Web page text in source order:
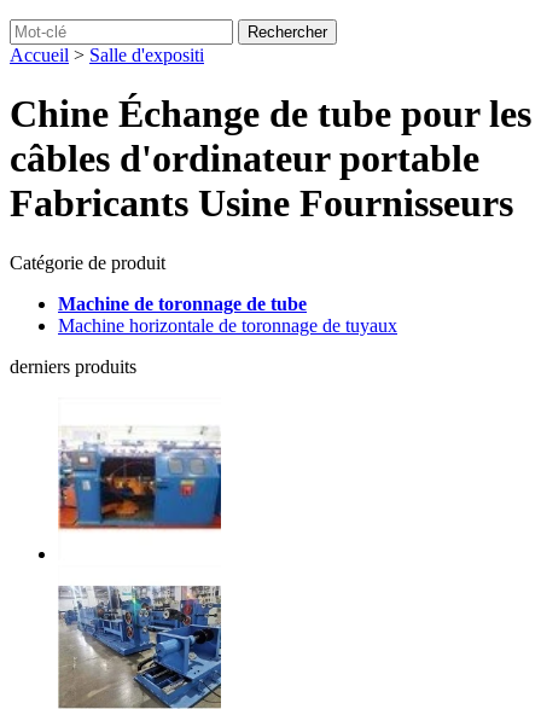
Accueil > Salle d'expositi
Chine Échange de tube pour les
câbles d'ordinateur portable
Fabricants Usine Fournisseurs
Catégorie de produit
Machine de toronnage de tube
Machine horizontale de toronnage de tuyaux
derniers produits